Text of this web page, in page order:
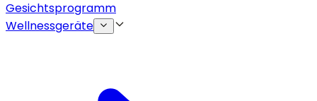
Gesichtsprogramm
Wellnessgeräte